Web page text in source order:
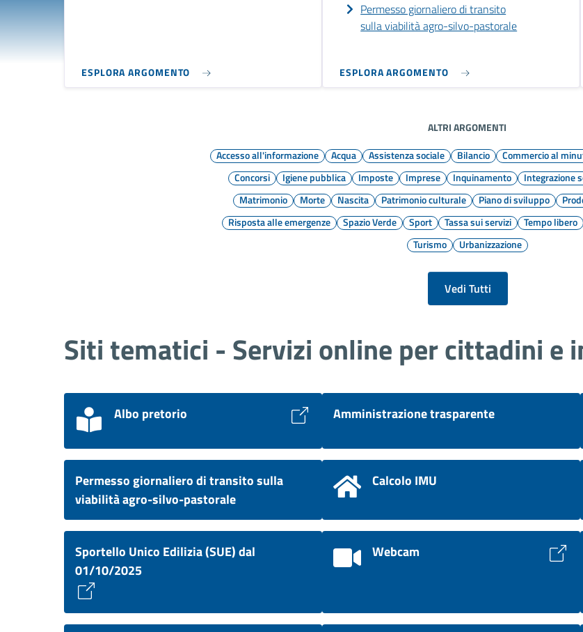
ESPLORA ARGOMENTO
Permesso giornaliero di transito
sulla viabilità agro-silvo-pastorale
ESPLORA ARGOMENTO
ALTRI ARGOMENTI
Accesso all'informazione
Acqua Assistenza sociale Bilancio Commercio al
Concorsi
Igiene pubblica Imposte Imprese Inquinamento Integrazione
Matrimonio
Morte Nascita Patrimonio culturale Piano di sviluppo
Risposta alle emergenze
Spazio Verde Sport Tassa sui servizi Tempo libero
Turismo
Urbanizzazione
Vedi Tutti
Siti tematici - Servizi online per cittadini e
Albo pretorio Amministrazione trasparente
Permesso giornaliero di transito sulla
viabilità agro-silvo-pastorale
Calcolo IMU
Sportello Unico Edilizia (SUE) dal
01/10/2025
Webcam